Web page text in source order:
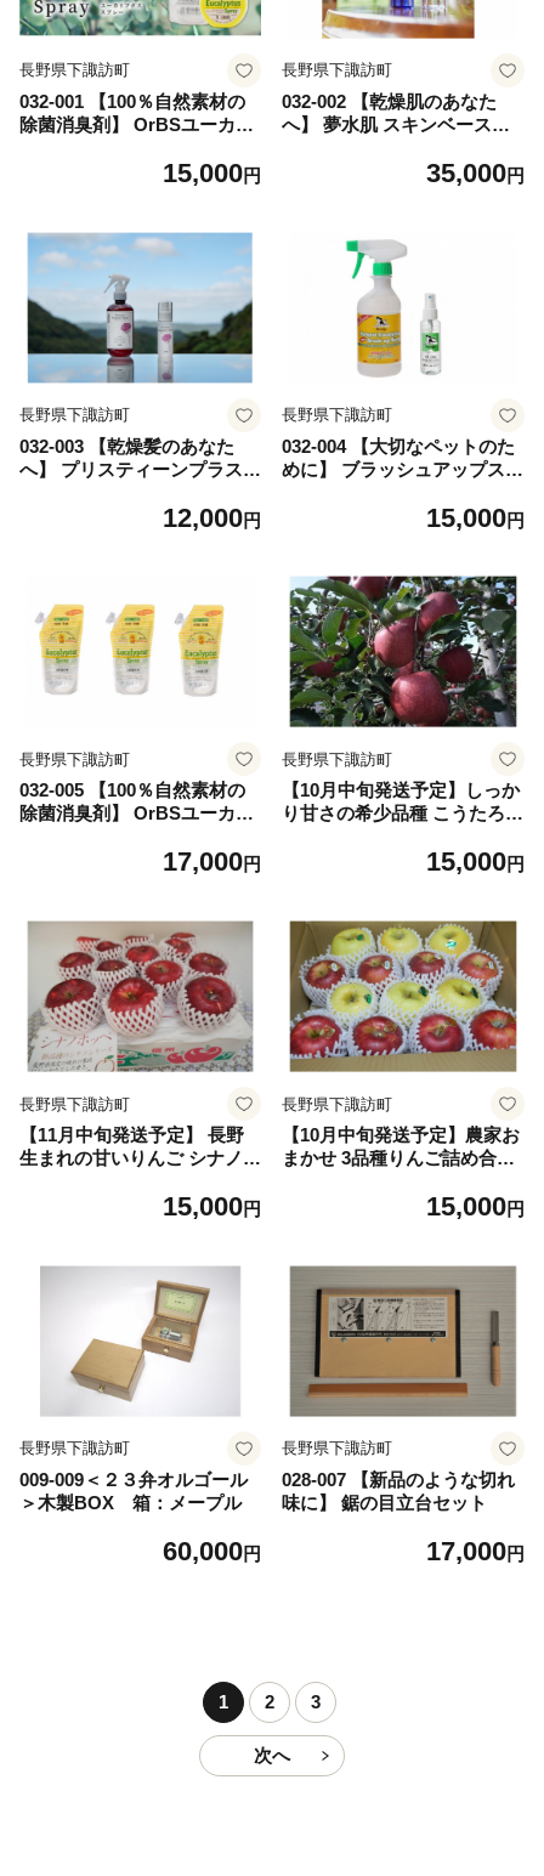
長野県下諏訪町
032-001 【100％自然素材の
除菌消臭剤】 OrBSユーカリ
15,000円
長野県下諏訪町
032-002 【乾燥肌のあなた
へ】 夢水肌 スキンベースウ
35,000円
長野県下諏訪町
032-003 【乾燥髪のあなた
へ】 プリスティーンプラス
12,000円
長野県下諏訪町
032-004 【大切なペットのた
めに】 ブラッシュアップスプ
15,000円
長野県下諏訪町
032-005 【100％自然素材の
除菌消臭剤】 OrBSユーカリ
17,000円
長野県下諏訪町
【10月中旬発送予定】しっか
り甘さの希少品種 こうたろう
15,000円
長野県下諏訪町
【11月中旬発送予定】 長野
生まれの甘いりんご シナノホ
15,000円
長野県下諏訪町
【10月中旬発送予定】農家お
まかせ 3品種りんご詰め合わ
15,000円
長野県下諏訪町
009-009＜２３弁オルゴール
＞木製BOX 箱：メープル
60,000円
長野県下諏訪町
028-007 【新品のような切れ
味に】 鋸の目立台セット
17,000円
1 2 3
次へ